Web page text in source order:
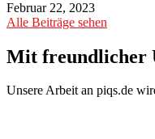
Februar 22, 2023
Alle Beiträge sehen
Mit freundlicher
Unsere Arbeit an piqs.de